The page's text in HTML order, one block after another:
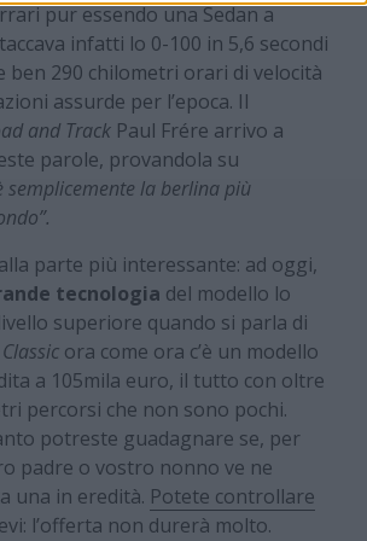
pur essendo una Sedan a
infatti lo 0-100 in 5,6 secondi
ben 290 chilometri orari di velocità
assurde per l’epoca. Il
and Track Paul Frére arrivo a
parole, provandola su
semplicemente la berlina più
parte più interessante: ad oggi,
tecnologia del modello lo
superiore quando si parla di
ora come ora c’è un modello
a 105mila euro, il tutto con oltre
percorsi che non sono pochi.
potreste guadagnare se, per
padre o vostro nonno ve ne
una in eredità. Potete controllare
l’offerta non durerà molto.